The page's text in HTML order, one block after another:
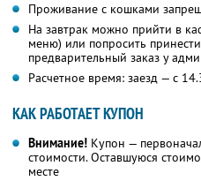
Проживание с кошками
На завтрак можно прийти в
меню) или попросить
предварительный заказ у
Расчетное время: заезд — с
КАК РАБОТАЕТ КУПОН
Внимание! Купон —
стоимости. Оставшуюся
месте